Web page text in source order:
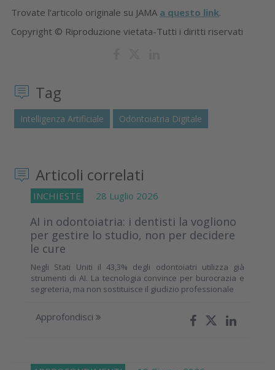
Trovate l’articolo originale su JAMA a questo link.
Copyright © Riproduzione vietata-Tutti i diritti riservati
Tag
Intelligenza Artificiale Odontoiatria Digitale
Articoli correlati
INCHIESTE 28 Luglio 2026
AI in odontoiatria: i dentisti la vogliono
per gestire lo studio, non per decidere
le cure
Negli Stati Uniti il 43,3% degli odontoiatri utilizza già
strumenti di AI. La tecnologia convince per burocrazia e
segreteria, ma non sostituisce il giudizio professionale
Approfondisci